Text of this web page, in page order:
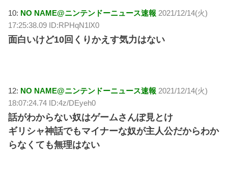
10: NO NAME@ニンテンドーニュース速報 2021/12/14(火)
17:25:38.09 ID:RPHqN1lX0
面白いけど10回くりかえす気力はない
12: NO NAME@ニンテンドーニュース速報 2021/12/14(火)
18:07:24.74 ID:4z/DEyeh0
話がわからない奴はゲームさんぽ見とけ
ギリシャ神話でもマイナーな奴が主人公だからわか
らなくても無理はない